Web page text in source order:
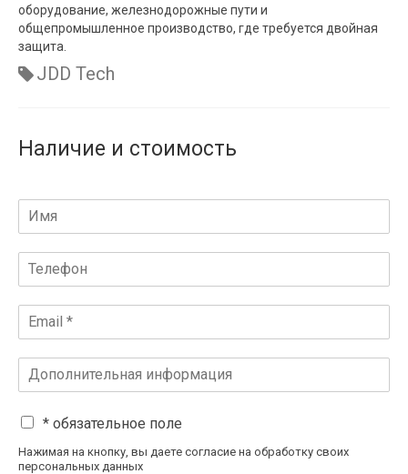
оборудование, железнодорожные пути и
общепромышленное производство, где требуется двойная
защита.
JDD Tech
Наличие и стоимость
* обязательное поле
Нажимая на кнопку, вы даете согласие на обработку своих
персональных данных